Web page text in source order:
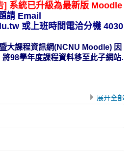
] 系統已升級為最新版 Moodle
請 Email
或上班時間電洽分機 4030
暨大課程資訊網(NCNU Moodle) 因
98學年度課程資料移至此子網站.
展开全部